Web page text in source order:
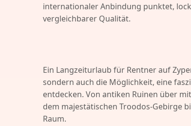
internationaler Anbindung punktet,
vergleichbarer Qualität.
Ein Langzeiturlaub für Rentner auf
sondern auch die Möglichkeit, eine
entdecken. Von antiken Ruinen über
dem majestätischen Troodos-Gebirge
Raum.